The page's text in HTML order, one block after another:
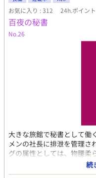
ら……」崖に身を投げ自
棄、美青年×美少年、溺愛
→性的な描写有り、＊＊＊
ベルズ、pixiv、カクヨムに
ベルズBL、日間ランキン1
した。応援してくださった
す。m(_ _)m ※後日譚追加
イラストは猫様からお借り
お気に入り : 312 24h.ポイン
百夜の秘書
No.26
大きな旅館で秘書として働
メンの社長に排泄を管理さ
グの属性としては、物腰
です。 基本、美青年がお
の性癖小説です。
続